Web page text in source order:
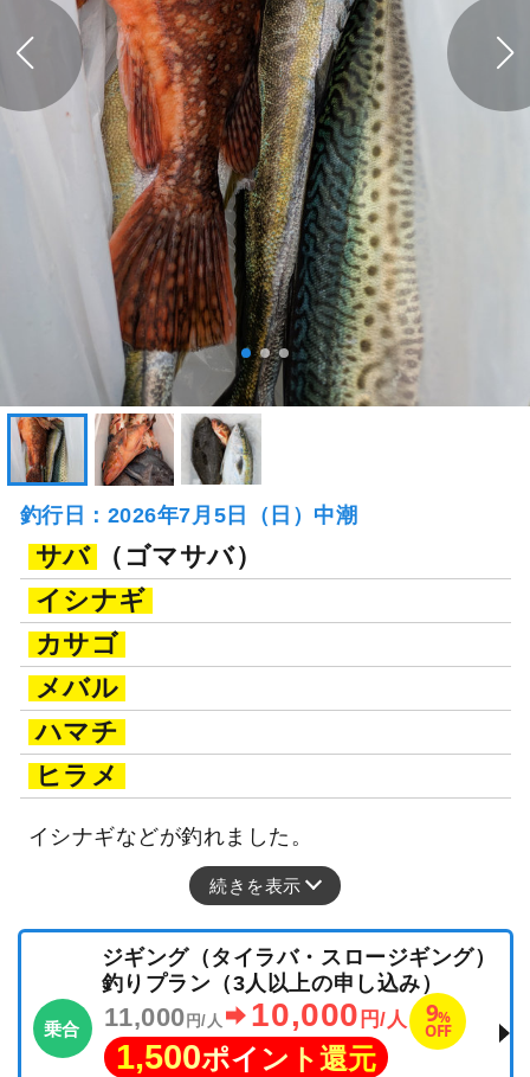
釣行日：2026年7月5日（日）中潮
サバ
（ゴマサバ）
イシナギ
カサゴ
メバル
ハマチ
ヒラメ
イシナギなどが釣れました。
続きを表示
乗合
ジギング（タイラバ・スロージギング）
釣りプラン（3人以上の申し込み）
11,000円/人 10,000 円/人 9%
OFF
1,500ポイント還元